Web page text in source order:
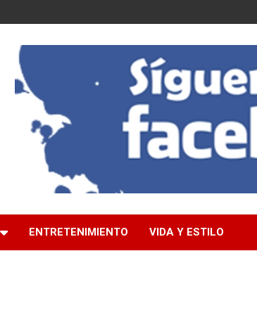
ENTRETENIMIENTO VIDA Y ESTILO